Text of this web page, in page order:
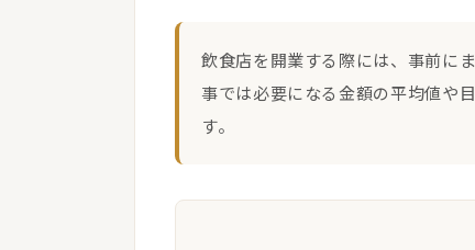
飲食店を開業する際には、事前に
事では必要になる金額の平均値や
す。